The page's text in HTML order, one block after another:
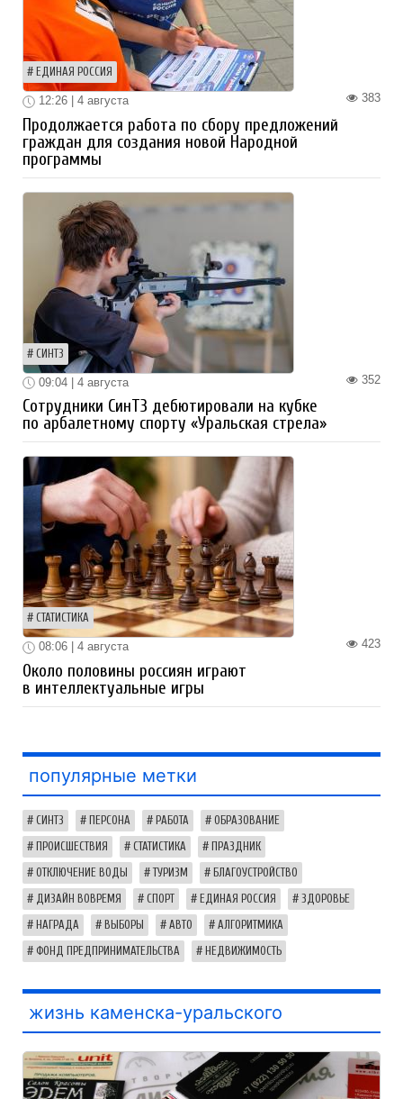
ЕДИНАЯ РОССИЯ
383
12:26 | 4 августа
Продолжается работа по сбору предложений
граждан для создания новой Народной
программы
СИНТЗ
352
09:04 | 4 августа
Сотрудники СинТЗ дебютировали на кубке
по арбалетному спорту «Уральская стрела»
СТАТИСТИКА
423
08:06 | 4 августа
Около половины россиян играют
в интеллектуальные игры
популярные метки
СИНТЗ ПЕРСОНА РАБОТА ОБРАЗОВАНИЕ
ПРОИСШЕСТВИЯ СТАТИСТИКА ПРАЗДНИК
ОТКЛЮЧЕНИЕ ВОДЫ ТУРИЗМ БЛАГОУСТРОЙСТВО
ДИЗАЙН ВОВРЕМЯ СПОРТ ЕДИНАЯ РОССИЯ ЗДОРОВЬЕ
НАГРАДА ВЫБОРЫ АВТО АЛГОРИТМИКА
ФОНД ПРЕДПРИНИМАТЕЛЬСТВА НЕДВИЖИМОСТЬ
жизнь каменска-уральского